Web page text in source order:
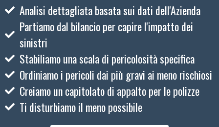
Analisi dettagliata basata sui dati dell'Azienda
Partiamo dal bilancio per capire l'impatto dei
sinistri
Stabiliamo una scala di pericolosità specifica
Ordiniamo i pericoli dai più gravi ai meno rischiosi
Creiamo un capitolato di appalto per le polizze
Ti disturbiamo il meno possibile